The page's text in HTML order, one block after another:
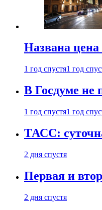
Названа
1 год спустя1 год
В Госдуме не
1 год спустя1 год
ТАСС:
2 дня спустя
Первая и
2 дня спустя